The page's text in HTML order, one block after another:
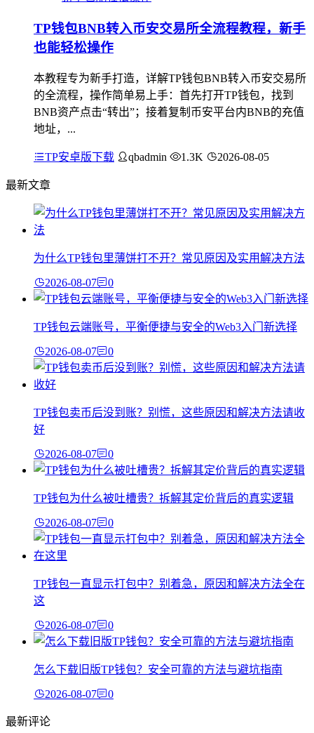
TP钱包BNB转入币安交易所全流程教程，新手
也能轻松操作
本教程专为新手打造，详解TP钱包BNB转入币安交易所
的全流程，操作简单易上手：首先打开TP钱包，找到
BNB资产点击“转出”；接着复制币安平台内BNB的充值
地址，...
TP安卓版下载 qbadmin 1.3K 2026-08-05
最新文章
为什么TP钱包里薄饼打不开？常见原因及实用解决方法
2026-08-07 0
TP钱包云端账号，平衡便捷与安全的Web3入门新选择
2026-08-07 0
TP钱包卖币后没到账？别慌，这些原因和解决方法请收
好
2026-08-07 0
TP钱包为什么被吐槽贵？拆解其定价背后的真实逻辑
2026-08-07 0
TP钱包一直显示打包中？别着急，原因和解决方法全在
这
2026-08-07 0
怎么下载旧版TP钱包？安全可靠的方法与避坑指南
2026-08-07 0
最新评论